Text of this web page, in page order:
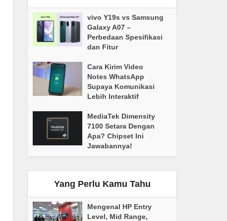
vivo Y19s vs Samsung
Galaxy A07 –
Perbedaan Spesifikasi
dan Fitur
Cara Kirim Video
Notes WhatsApp
Supaya Komunikasi
Lebih Interaktif
MediaTek Dimensity
7100 Setara Dengan
Apa? Chipset Ini
Jawabannya!
Yang Perlu Kamu Tahu
Mengenal HP Entry
Level, Mid Range,